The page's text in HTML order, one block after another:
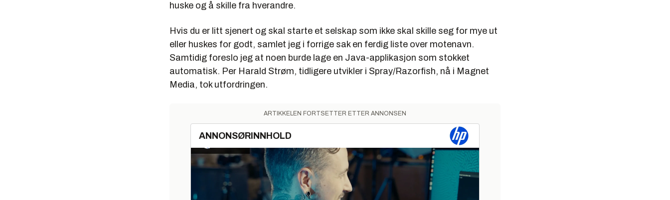
huske og å skille fra hverandre.
Hvis du er litt sjenert og skal starte et selskap som ikke skal skille seg for mye ut
eller huskes for godt, samlet jeg i forrige sak en ferdig liste over motenavn.
Samtidig foreslo jeg at noen burde lage en Java-applikasjon som stokket
automatisk. Per Harald Strøm, tidligere utvikler i Spray/Razorfish, nå i Magnet
Media, tok utfordringen.
ARTIKKELEN FORTSETTER ETTER ANNONSEN
ANNONSØRINNHOLD